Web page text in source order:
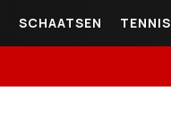
SCHAATSEN TENNIS